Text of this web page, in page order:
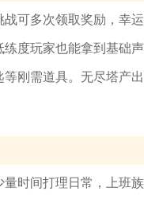
可多次领取奖励，幸
度玩家也能拿到基础
刚需道具。无尽塔产
时间打理日常，上班